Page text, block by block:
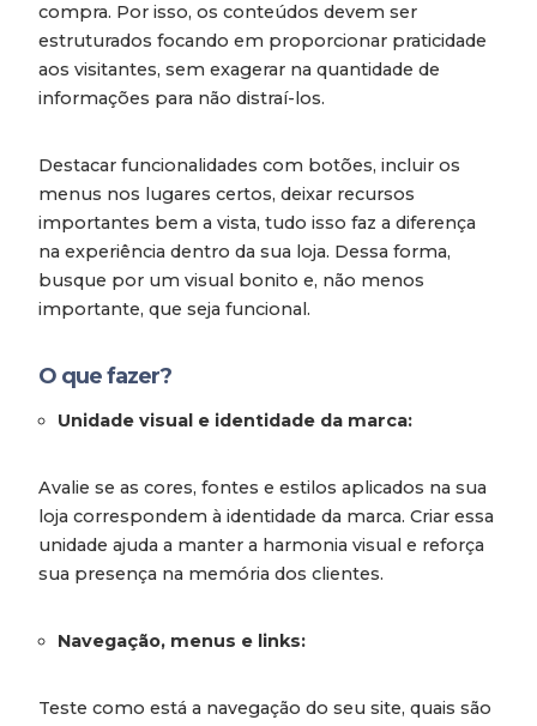
compra. Por isso, os conteúdos devem ser
estruturados focando em proporcionar praticidade
aos visitantes, sem exagerar na quantidade de
informações para não distraí-los.
Destacar funcionalidades com botões, incluir os
menus nos lugares certos, deixar recursos
importantes bem a vista, tudo isso faz a diferença
na experiência dentro da sua loja. Dessa forma,
busque por um visual bonito e, não menos
importante, que seja funcional.
O que fazer?
Unidade visual e identidade da marca:
Avalie se as cores, fontes e estilos aplicados na sua
loja correspondem à identidade da marca. Criar essa
unidade ajuda a manter a harmonia visual e reforça
sua presença na memória dos clientes.
Navegação, menus e links:
Teste como está a navegação do seu site, quais são